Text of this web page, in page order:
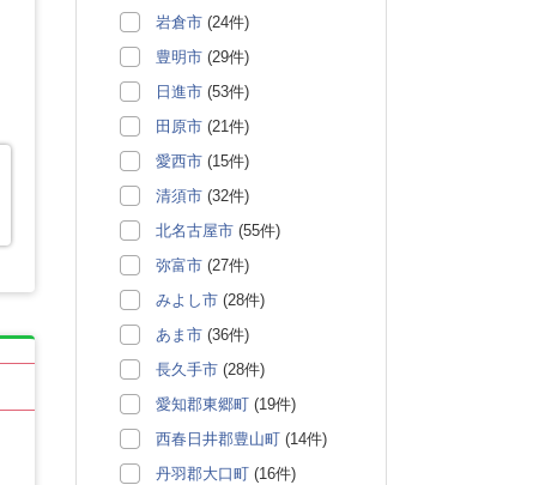
岩倉市 (24件)
豊明市 (29件)
日進市 (53件)
田原市 (21件)
愛西市 (15件)
清須市 (32件)
北名古屋市 (55件)
弥富市 (27件)
みよし市 (28件)
あま市 (36件)
長久手市 (28件)
愛知郡東郷町 (19件)
西春日井郡豊山町 (14件)
丹羽郡大口町 (16件)